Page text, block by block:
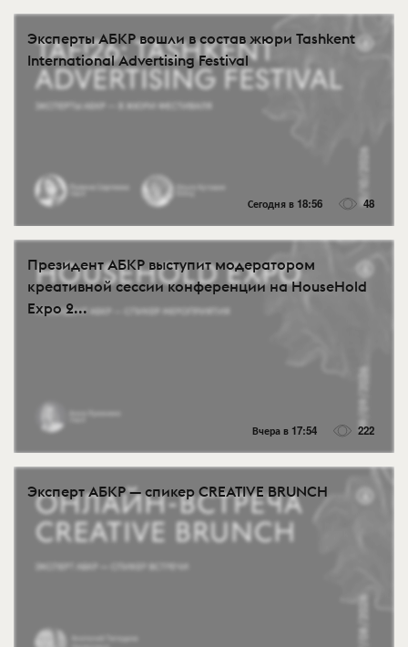
Эксперты АБКР вошли в состав жюри Tashkent
International Advertising Festival
Сегодня в 18:56 48
Президент АБКР выступит модератором
креативной сессии конференции на HouseHold
Expo 2...
Вчера в 17:54 222
Эксперт АБКР — спикер CREATIVE BRUNCH